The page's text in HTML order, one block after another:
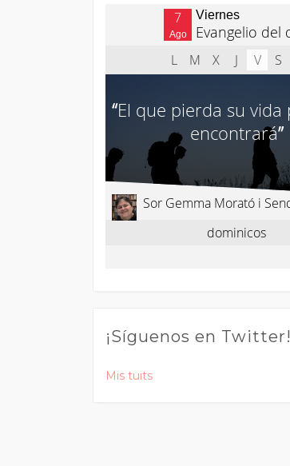
¡Síguenos en Twitter!
Mis tuits